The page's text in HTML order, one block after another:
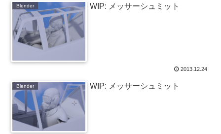
Blender WIP: メッサーシュミット
2013.12.24
Blender WIP: メッサーシュミット